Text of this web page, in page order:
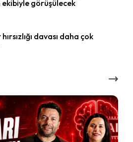
ekibiyle görüşülecek
davası daha çok